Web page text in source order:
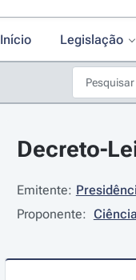
Início Legislação
Decreto-
Emitente:
Proponente: